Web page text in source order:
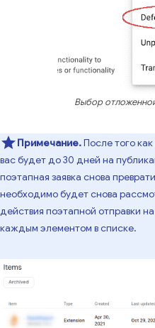
Выбор
Примечание.После того
вас будет до 30 дней на
поэтапная заявка снова
необходимо будет снова
действия поэтапной отправки
каждым элементом в списке.